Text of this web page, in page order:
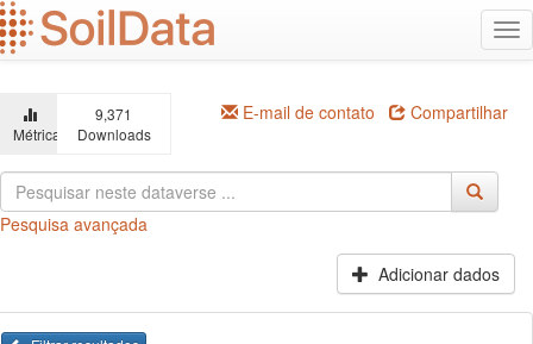
Ir
para
o
principal
Métricas
9,371
Downloads
E-mail de contato Compartilhar
Pesquisa avançada
Adicionar dados